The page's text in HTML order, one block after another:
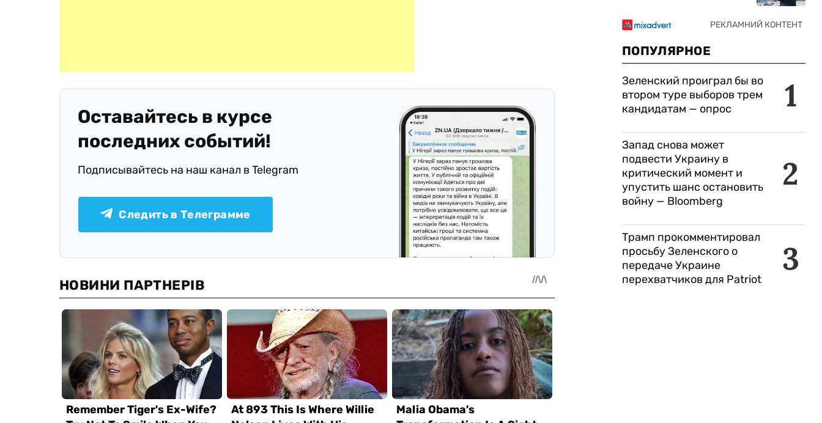
Оставайтесь в курсе
последних событий!
Подписывайтесь на наш канал в Telegram
Следить в Телеграмме
ПОПУЛЯРНОЕ
1
Зеленский проиграл бы во
втором туре выборов трем
кандидатам — опрос
2
Запад снова может
подвести Украину в
критический момент и
упустить шанс остановить
войну — Bloomberg
3
Трамп прокомментировал
просьбу Зеленского о
передаче Украине
перехватчиков для Patriot